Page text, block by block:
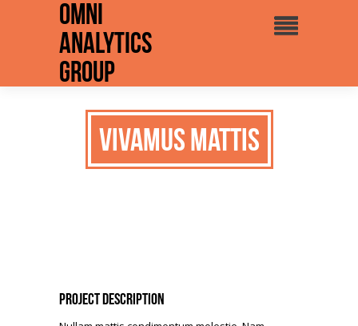
Omni
Analytics
Group
Vivamus mattis
Project Description